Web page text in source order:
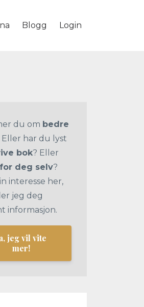
Blogg Login
du om bedre
Eller har du lyst
bok? Eller
deg selv?
interesse her,
jeg deg
informasjon.
jeg vil vite
mer!